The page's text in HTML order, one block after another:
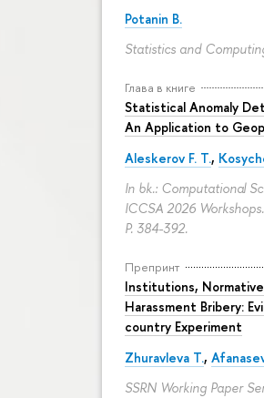
Potanin B.
Statistics and
Глава в книге
Statistical Anomaly
An Application to
Aleskerov F. T.,
In bk.: Computational
ICCSA 2026
P. 384-392.
Препринт
Institutions,
Harassment Bribery:
country Experiment
Zhuravleva T.,
SSRN Working Paper